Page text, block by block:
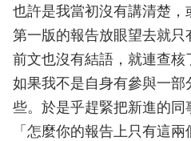
也許是我當初沒有講清楚，
第一版的報告放眼望去就
前文也沒有結語，就連查核
如果我不是自身有參與一
些。於是乎趕緊把新進的同
「怎麼你的報告上只有這